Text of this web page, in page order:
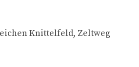
Knittelfeld, Zeltweg